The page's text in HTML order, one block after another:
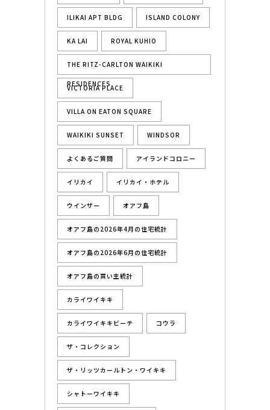
ILIKAI APT BLDG ISLAND COLONY
KA LAI ROYAL KUHIO
THE RITZ-CARLTON WAIKIKI
RESIDENCES
VICTORIA PLACE
VILLA ON EATON SQUARE
WAIKIKI SUNSET WINDSOR
よくあるご質問 アイランドコロニー
イリカイ イリカイ・ホテル
ウインザー オアフ島
オアフ島の2026年4月の住宅統計
オアフ島の2026年6月の住宅統計
オアフ島の買い主統計
カライワイキキ
カライワイキキビーチ コウラ
ザ・コレクション
ザ・リッツカールトン・ワイキキ
シャトーワイキキ